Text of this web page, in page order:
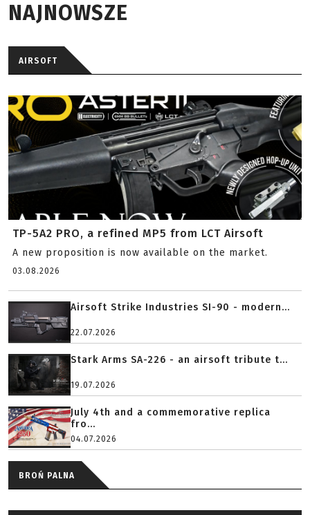
NAJNOWSZE
AIRSOFT
TP-5A2 PRO, a refined MP5 from LCT Airsoft
A new proposition is now available on the market.
03.08.2026
Airsoft Strike Industries SI-90 - modern...
22.07.2026
Stark Arms SA-226 - an airsoft tribute t...
19.07.2026
July 4th and a commemorative replica
fro...
04.07.2026
BROŃ PALNA